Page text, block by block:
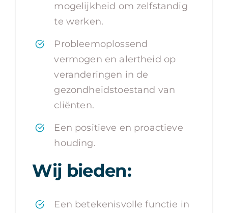
mogelijkheid om zelfstandig
te werken.
Probleemoplossend
vermogen en alertheid op
veranderingen in de
gezondheidstoestand van
cliënten.
Een positieve en proactieve
houding.
Wij bieden:
Een betekenisvolle functie in